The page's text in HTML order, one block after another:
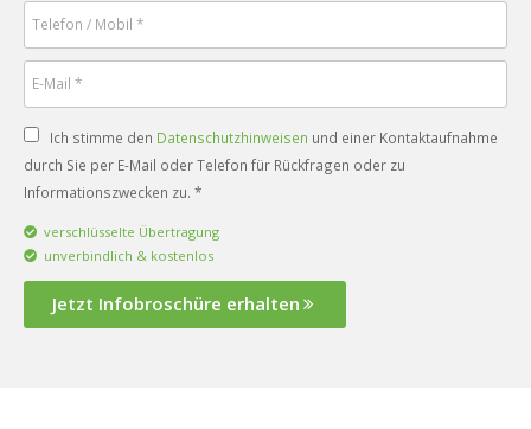
Ich stimme den Datenschutzhinweisen und einer Kontaktaufnahme
durch Sie per E-Mail oder Telefon für Rückfragen oder zu
Informationszwecken zu. *
verschlüsselte Übertragung
unverbindlich & kostenlos
Jetzt Infobroschüre erhalten